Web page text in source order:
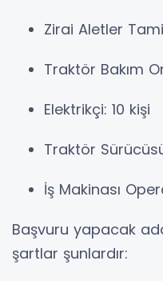
Zirai Aletler
Traktör Bakım
Elektrikçi: 10 kişi
Traktör
İş Makinası
Başvuru yapacak
şartlar şunlardır: